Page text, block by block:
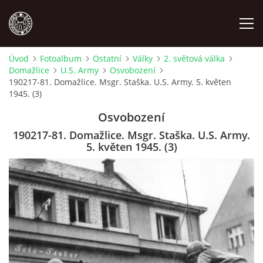
MÍSTOPIS
OSOBNOSTI
OSTATNÍ
ODKAZY
O NÁS
Úvod Fotoalbum Ostatní Války
2. světová válka
Domažlice
U.S. Army
Osvobození
190217-81. Domažlice. Msgr. Staška. U.S. Army. 5. květen
1945. (3)
Osvobození
190217-81. Domažlice. Msgr. Staška. U.S. Army.
5. květen 1945. (3)